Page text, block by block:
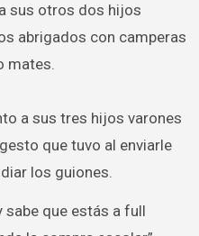
sus otros dos hijos
abrigados con camperas
mates.
a sus tres hijos varones
que tuvo al enviarle
los guiones.
sabe que estás a full